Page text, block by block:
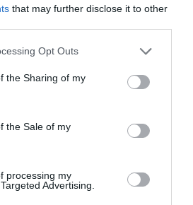
that may further disclose it to other
app uses one or more Google
usage behaviour. You may click to
Google and its third-party tags to
specified purposes in below Google
Opt Outs
the Sharing of my
the Sale of my
processing my
Advertising.
των διανοημάτων μας.
για να έχεις την αυτοβεβαιότητα
της αλήθειας, αλλά για να μπορεί
βάση εναρμονίζεται
αντίληψη για τον λόγο ως
ενός προσωπικού θεού, του
απρόσωπη αναγκαιότητα, μια